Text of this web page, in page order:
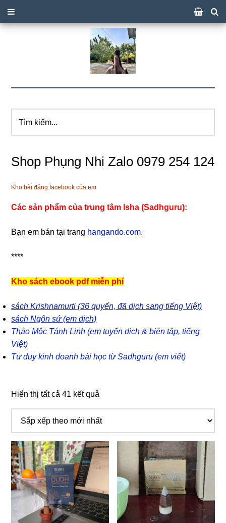
kiếm...
Shop Phụng Nhi Zalo 0979 254 124
Kho bài đăng facebook của em
Các sản phẩm của trung tâm Isha (Sadhguru):
Bạn em bán tại trang hangando.com.
****
Kho sách ebook pdf miễn phí
sách Krishnamurti (36 quyển, đã dịch sang tiếng Việt)
sách Ngôn sứ (em dịch)
Thảo Mộc Tánh Linh (em tuyển dịch & biên tập, tiếng
Việt)
Tư duy kinh doanh bài học từ Sadhguru (em viết)
Hiển thị tất cả 41 kết quả
sắp
xếp
theo
mới
nhất